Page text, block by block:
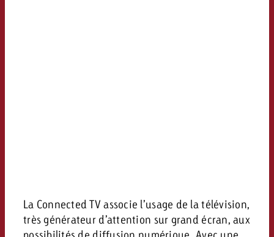
La Connected TV associe l’usage de la télévision,
très générateur d’attention sur grand écran, aux
possibilités de diffusion numérique. Avec une